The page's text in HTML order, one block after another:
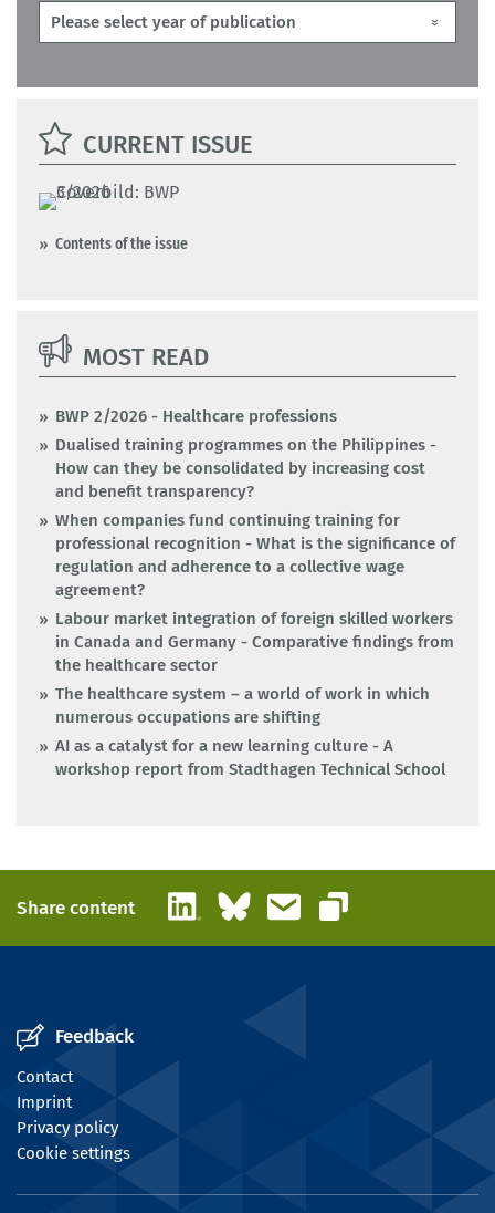
CURRENT ISSUE
Contents of the issue
MOST READ
BWP 2/2026 - Healthcare professions
Dualised training programmes on the Philippines -
How can they be consolidated by increasing cost
and benefit transparency?
When companies fund continuing training for
professional recognition - What is the significance of
regulation and adherence to a collective wage
agreement?
Labour market integration of foreign skilled workers
in Canada and Germany - Comparative findings from
the healthcare sector
The healthcare system – a world of work in which
numerous occupations are shifting
AI as a catalyst for a new learning culture - A
workshop report from Stadthagen Technical School
Share content LinkedInBlueskyEmail
Copy link
Feedback
Contact
Imprint
Privacy policy
Cookie settings